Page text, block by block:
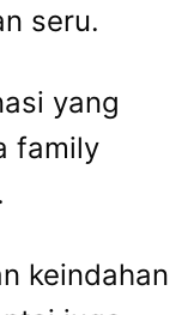
seru.
yang
family
keindahan